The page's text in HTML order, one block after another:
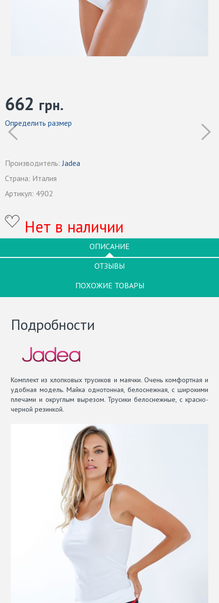
Определить размер
662 грн.
Производитель: Jadea
Страна: Италия
Артикул: 4902
Нет в наличии
ОПИСАНИЕ
ОТЗЫВЫ
ПОХОЖИЕ ТОВАРЫ
Подробности
Комплект из хлопковых трусиков и маячки. Очень комфортная и
удобная модель. Майка однотонная, белоснежная, с широкими
плечами и округлым вырезом. Трусики белоснежные, с красно-
черной резинкой.